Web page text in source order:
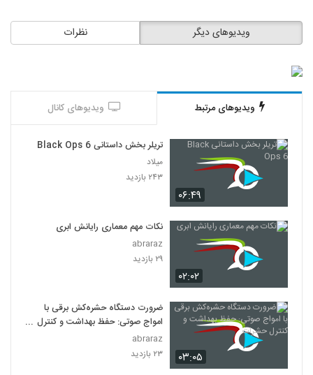
نظرات ویدیوهای دیگر
ویدیوهای مرتبط ویدیوهای کانال
۰۶:۴۹
تریلر بخش داستانی Black Ops 6
میلاد
۲۴۳ بازدید
۰۲:۰۲
نکات مهم معماری رایانش ابری
abraraz
۲۹ بازدید
۰۳:۰۵
ضرورت دستگاه حشره‌کش برقی با
امواج صوتی: حفظ بهداشت و کنترل
حشرات
abraraz
۲۳ بازدید